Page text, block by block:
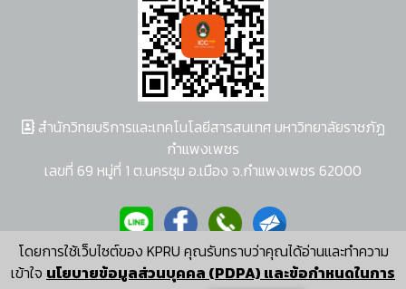
โดยการใช้เว็บไซต์ของ KPRU คุณรับทราบว่าคุณได้อ่านและทำความ
เข้าใจ นโยบายข้อมูลส่วนบุคคล (PDPA) และข้อกำหนดในการ
สำนักวิทยบริการและเทคโนโลยีสารสนเทศ มหาวิทยาลัยราชภัฏ
กำแพงเพชร
เลขที่ 69 หมู่ที่ 1 ต.นครชุม อ.เมือง จ.กำแพงเพชร 62000
ผู้พัฒนาระบบ อนุชา พวงผกา